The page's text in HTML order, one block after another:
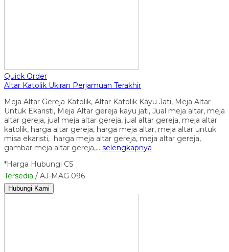
Quick Order
Altar Katolik Ukiran Perjamuan Terakhir
Meja Altar Gereja Katolik, Altar Katolik Kayu Jati, Meja Altar
Untuk Ekaristi, Meja Altar gereja kayu jati, Jual meja altar, meja
altar gereja, jual meja altar gereja, jual altar gereja, meja altar
katolik, harga altar gereja, harga meja altar, meja altar untuk
misa ekaristi, harga meja altar gereja, meja altar gereja,
gambar meja altar gereja,… selengkapnya
*Harga Hubungi CS
Tersedia / AJ-MAG 096
Hubungi Kami